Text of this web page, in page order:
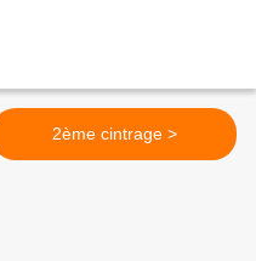
2ème cintrage >